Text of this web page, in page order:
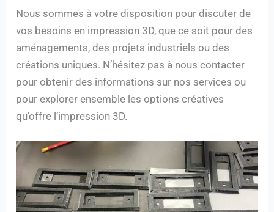
Nous sommes à votre disposition pour discuter de
vos besoins en impression 3D, que ce soit pour des
aménagements, des projets industriels ou des
créations uniques. N’hésitez pas à nous contacter
pour obtenir des informations sur nos services ou
pour explorer ensemble les options créatives
qu’offre l’impression 3D.